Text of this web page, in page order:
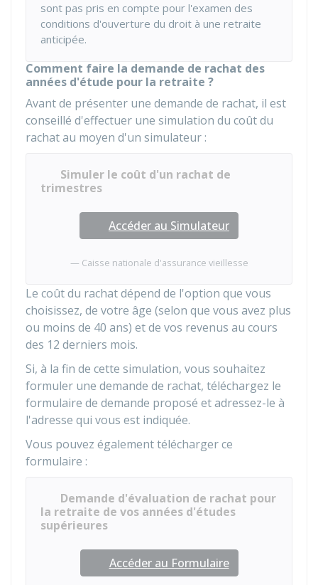
sont pas pris en compte pour l'examen des
conditions d'ouverture du droit à une retraite
anticipée.
Comment faire la demande de rachat des
années d'étude pour la retraite ?
Avant de présenter une demande de rachat, il est
conseillé d'effectuer une simulation du coût du
rachat au moyen d'un simulateur :
Simuler le coût d'un rachat de
trimestres
Accéder au Simulateur
Caisse nationale d'assurance vieillesse
Le coût du rachat dépend de l'option que vous
choisissez, de votre âge (selon que vous avez plus
ou moins de 40 ans) et de vos revenus au cours
des 12 derniers mois.
Si, à la fin de cette simulation, vous souhaitez
formuler une demande de rachat, téléchargez le
formulaire de demande proposé et adressez-le à
l'adresse qui vous est indiquée.
Vous pouvez également télécharger ce
formulaire :
Demande d'évaluation de rachat pour
la retraite de vos années d'études
supérieures
Accéder au Formulaire